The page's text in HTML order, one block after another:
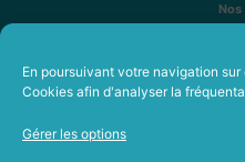
En poursuivant votre navigation
Cookies afin d'analyser la
Gérer les options
Fresque de